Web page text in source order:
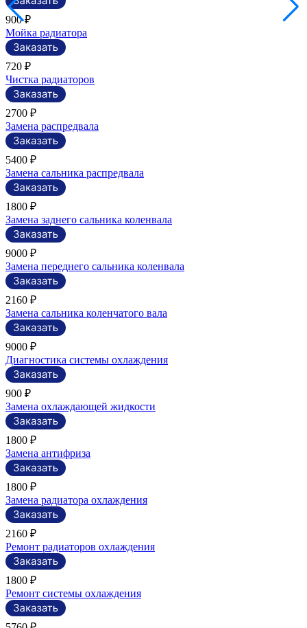
900 ₽
Мойка радиатора
720 ₽
Чистка радиаторов
2700 ₽
Замена распредвала
5400 ₽
Замена сальника распредвала
1800 ₽
Замена заднего сальника коленвала
9000 ₽
Замена переднего сальника коленвала
2160 ₽
Замена сальника коленчатого вала
9000 ₽
Диагностика системы охлаждения
900 ₽
Замена охлаждающей жидкости
1800 ₽
Замена антифриза
1800 ₽
Замена радиатора охлаждения
2160 ₽
Ремонт радиаторов охлаждения
1800 ₽
Ремонт системы охлаждения